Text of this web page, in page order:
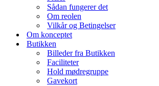
Sådan fungerer det
Om reolen
Vilkår og Betingelser
Om konceptet
Butikken
Billeder fra Butikken
Faciliteter
Hold mødregruppe
Gavekort